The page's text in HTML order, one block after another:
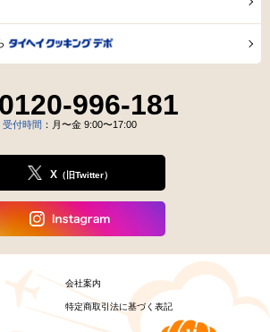
0120-996-181
受付時間 ：月〜金 9:00〜17:00
X（旧Twitter）
会社案内
特定商取引法に基づく表記